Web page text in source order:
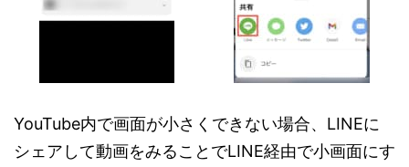
YouTube内で画面が小さくできない場合、LINEに
シェアして動画をみることでLINE経由で小画面にす